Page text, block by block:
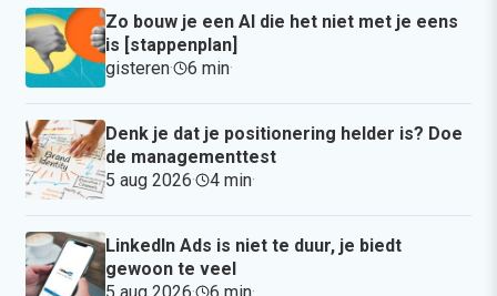
Zo bouw je een AI die het niet met je eens
is [stappenplan]
gisteren· 6 min·
Denk je dat je positionering helder is? Doe
de managementtest
5 aug 2026· 4 min·
LinkedIn Ads is niet te duur, je biedt
gewoon te veel
5 aug 2026· 6 min·